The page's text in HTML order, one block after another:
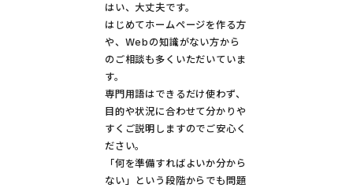
はい、大丈夫です。
はじめてホームページを作る方
や、Webの知識がない方から
のご相談も多くいただいていま
す。
専門用語はできるだけ使わず、
目的や状況に合わせて分かりや
すくご説明しますのでご安心く
ださい。
「何を準備すればよいか分から
ない」という段階からでも問題